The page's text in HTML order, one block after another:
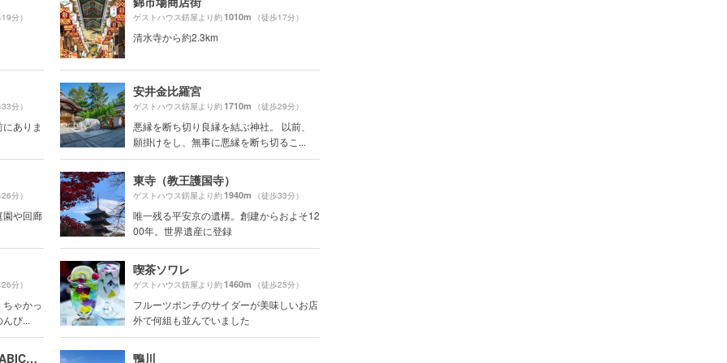
分） ゲストハウス錺屋より約1010m （徒歩17分）
清水寺から約2.3km
分）
ありま
安井金比羅宮
ゲストハウス錺屋より約1710m （徒歩29分）
悪縁を断ち切り良縁を結ぶ神社。 以前、
願掛けをし、無事に悪縁を断ち切るこ...
分）
園や回廊
東寺（教王護国寺）
ゲストハウス錺屋より約1940m （徒歩33分）
唯一残る平安京の遺構。創建からおよそ12
00年。世界遺産に登録
分）
ゃかっ
び...
喫茶ソワレ
ゲストハウス錺屋より約1460m （徒歩25分）
フルーツポンチのサイダーが美味しいお店
外で何組も並んでいました
アラビカ 京都 東山 （% ARABICA Kyoto Higashiyama） 鴨川